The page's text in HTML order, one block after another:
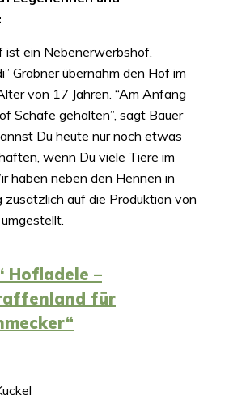
ist ein Nebenerwerbshof.
Grabner übernahm den Hof im
von 17 Jahren. “Am Anfang
Schafe gehalten”, sagt Bauer
Du heute nur noch etwas
wenn Du viele Tiere im
haben neben den Hennen in
zusätzlich auf die Produktion von
Hofladele –
für